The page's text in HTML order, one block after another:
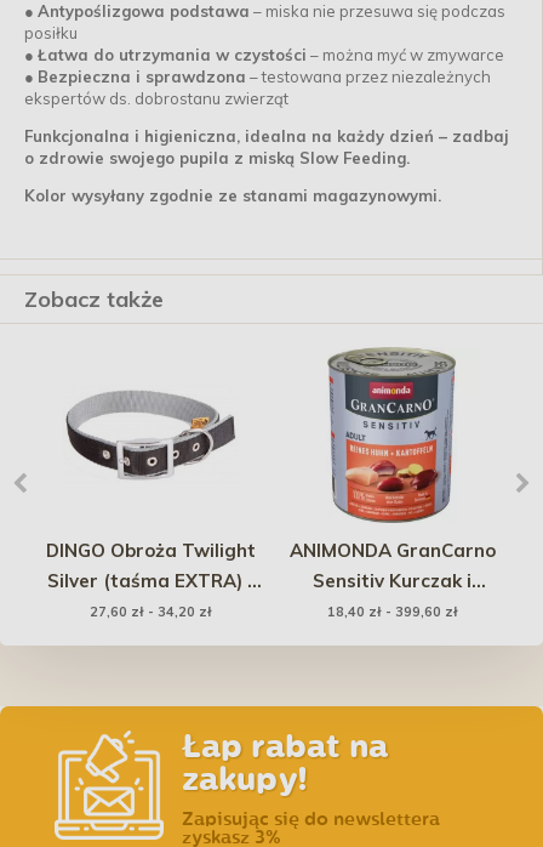
● Antypoślizgowa podstawa – miska nie przesuwa się podczas
posiłku
● Łatwa do utrzymania w czystości – można myć w zmywarce
● Bezpieczna i sprawdzona – testowana przez niezależnych
ekspertów ds. dobrostanu zwierząt
Funkcjonalna i higieniczna, idealna na każdy dzień – zadbaj
o zdrowie swojego pupila z miską Slow Feeding.
Kolor wysyłany zgodnie ze stanami magazynowymi.
Zobacz także
DINGO Obroża Twilight
Silver (taśma EXTRA) -
czarna
27,60 zł - 34,20 zł
ANIMONDA GranCarno
Sensitiv Kurczak i
Ziemniaki 800g
18,40 zł - 399,60 zł
Łap rabat na
zakupy!
Zapisując się do newslettera
zyskasz 3%